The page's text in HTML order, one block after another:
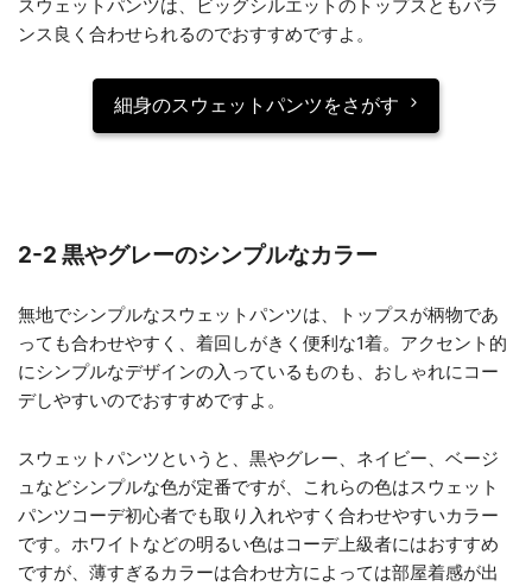
スウェットパンツは、ビッグシルエットのトップスともバラ
ンス良く合わせられるのでおすすめですよ。
細身のスウェットパンツをさがす
2-2 黒やグレーのシンプルなカラー
無地でシンプルなスウェットパンツは、トップスが柄物であ
っても合わせやすく、着回しがきく便利な1着。アクセント的
にシンプルなデザインの入っているものも、おしゃれにコー
デしやすいのでおすすめですよ。
スウェットパンツというと、黒やグレー、ネイビー、ベージ
ュなどシンプルな色が定番ですが、これらの色はスウェット
パンツコーデ初心者でも取り入れやすく合わせやすいカラー
です。ホワイトなどの明るい色はコーデ上級者にはおすすめ
ですが、薄すぎるカラーは合わせ方によっては部屋着感が出